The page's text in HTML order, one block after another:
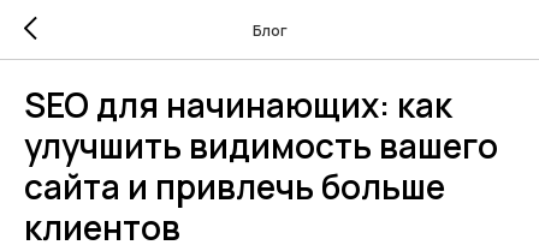
Блог
SEO для начинающих: как
улучшить видимость вашего
сайта и привлечь больше
клиентов